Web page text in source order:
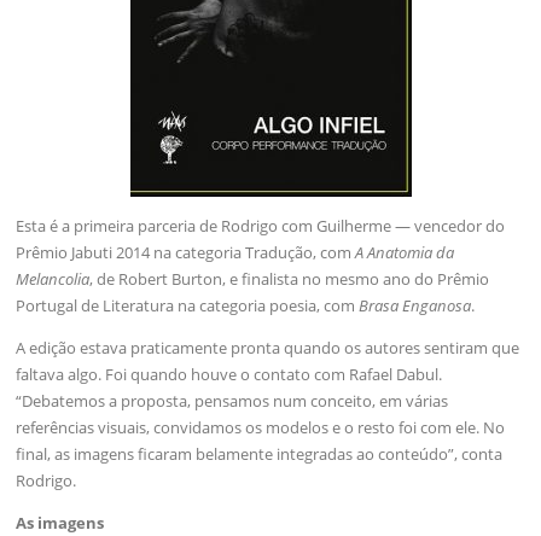
Esta é a primeira parceria de Rodrigo com Guilherme — vencedor do
Prêmio Jabuti 2014 na categoria Tradução, comA Anatomia da
Melancolia, de Robert Burton, e finalista no mesmo ano do Prêmio
Portugal de Literatura na categoria poesia, comBrasa Enganosa.
A edição estava praticamente pronta quando os autores sentiram que
faltava algo. Foi quando houve o contato com Rafael Dabul.
“Debatemos a proposta, pensamos num conceito, em várias
referências visuais, convidamos os modelos e o resto foi com ele. No
final, as imagens ficaram belamente integradas ao conteúdo”, conta
Rodrigo.
As imagens